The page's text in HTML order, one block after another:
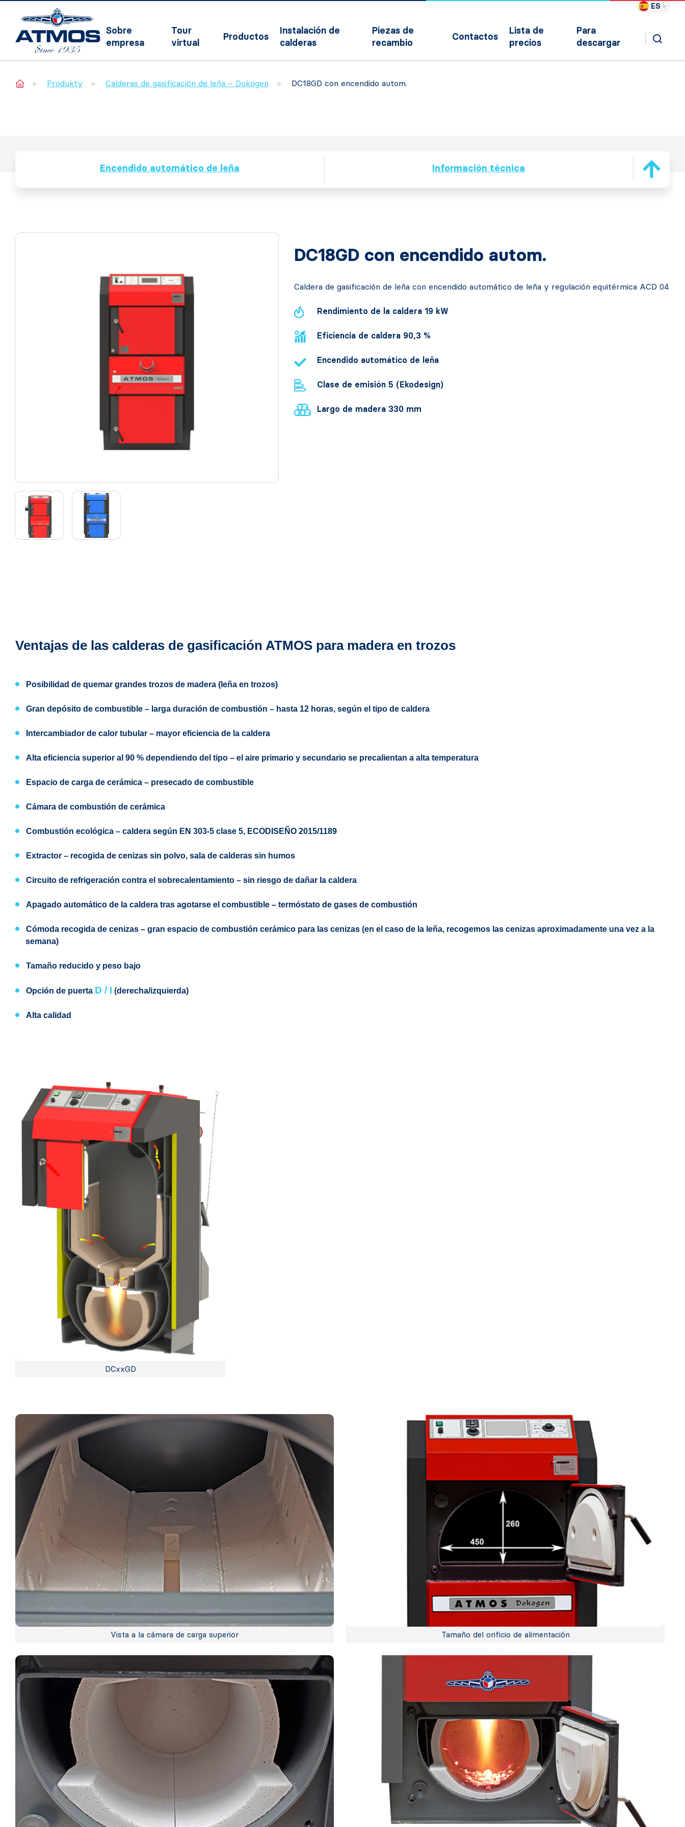
ES
Sobre
empresa
Tour
virtual
Productos
Instalación de
calderas
Piezas de
recambio
Contactos
Lista de
precios
Para
descargar
Home Produkty Calderas de gasificación de leña – Dokogen DC18GD con encendido autom.
Encendido automático de leña Información técnica
DC18GD con encendido autom.
Caldera de gasificación de leña con encendido automático de leña y regulación equitérmica ACD 04
Rendimiento de la caldera 19 kW
Eficiencia de caldera 90,3 %
Encendido automático de leña
Clase de emisión 5 (Ekodesign)
Largo de madera 330 mm
Ventajas de las calderas de gasificación ATMOS para madera en trozos
Posibilidad de quemar grandes trozos de madera (leña en trozos)
Gran depósito de combustible – larga duración de combustión – hasta 12 horas, según el tipo de caldera
Intercambiador de calor tubular – mayor eficiencia de la caldera
Alta eficiencia superior al 90 % dependiendo del tipo – el aire primario y secundario se precalientan a alta temperatura
Espacio de carga de cerámica – presecado de combustible
Cámara de combustión de cerámica
Combustión ecológica – caldera según EN 303-5 clase 5, ECODISEÑO 2015/1189
Extractor – recogida de cenizas sin polvo, sala de calderas sin humos
Circuito de refrigeración contra el sobrecalentamiento – sin riesgo de dañar la caldera
Apagado automático de la caldera tras agotarse el combustible – termóstato de gases de combustión
Cómoda recogida de cenizas – gran espacio de combustión cerámico para las cenizas (en el caso de la leña, recogemos las cenizas aproximadamente una vez a la
semana)
Tamaño reducido y peso bajo
Opción de puerta D / I (derecha/izquierda)
Alta calidad
DCxxGD
Vista a la cámara de carga superior Tamaño del orificio de alimentación